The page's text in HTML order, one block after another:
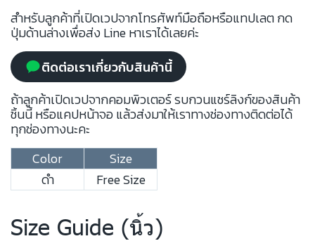
สำหรับลูกค้าที่เปิดเวปจากโทรศัพท์มือถือหรือแทปเลต กด
ปุ่มด้านล่างเพื่อส่ง Line หาเราได้เลยค่ะ
ติดต่อเราเกี่ยวกับสินค้านี้
ถ้าลูกค้าเปิดเวปจากคอมพิวเตอร์ รบกวนแชร์ลิงก์ของสินค้า
ชิ้นนี้ หรือแคปหน้าจอ แล้วส่งมาให้เราทางช่องทางติดต่อได้
ทุกช่องทางนะคะ
Color
Size
ดำ
Free Size
Size Guide (นิ้ว)